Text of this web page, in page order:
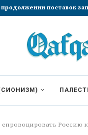
Лиз Трасс премьер-
спровоцировать